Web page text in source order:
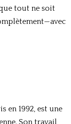
tout ne soit
en 1992, est une
Son travail